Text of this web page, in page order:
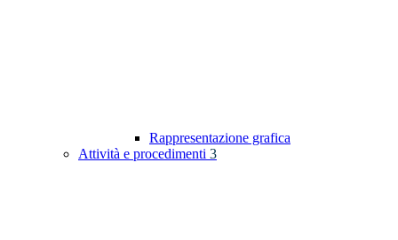
Rappresentazione grafica
Attività e procedimenti 3